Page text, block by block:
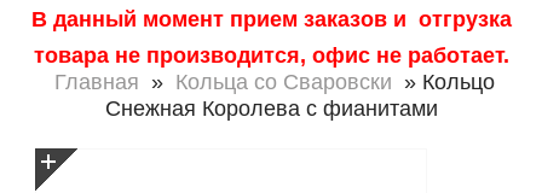
В данный момент прием заказов и отгрузка
товара не производится, офис не работает.
Главная » Кольца со Сваровски » Кольцо
Снежная Королева с фианитами